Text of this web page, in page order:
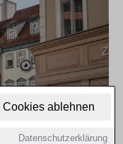
Cookies ablehnen
Datenschutzerklärung